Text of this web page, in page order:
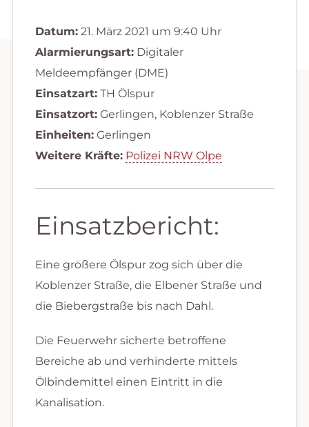
Datum:21. März 2021 um 9:40 Uhr
Alarmierungsart:Digitaler
Meldeempfänger (DME)
Einsatzart:TH Ölspur
Einsatzort:Gerlingen, Koblenzer Straße
Einheiten:Gerlingen
Weitere Kräfte: Polizei NRW Olpe
Einsatzbericht:
Eine größere Ölspur zog sich über die
Koblenzer Straße, die Elbener Straße und
die Biebergstraße bis nach Dahl.
Die Feuerwehr sicherte betroffene
Bereiche ab und verhinderte mittels
Ölbindemittel einen Eintritt in die
Kanalisation.